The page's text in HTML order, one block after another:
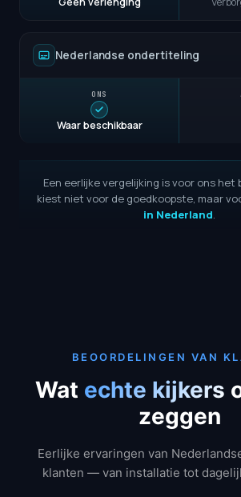
Nederlandse ondertiteling
Waar beschikbaar
Een eerlijke vergelijking is voor ons het
kiest niet voor de goedkoopste, maar
in Nederland.
BEOORDELINGEN VAN
Wat echte kijkers
zeggen
Eerlijke ervaringen van
klanten — van installatie tot